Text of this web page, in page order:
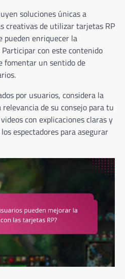
soluciones únicas a
creativas de utilizar tarjetas RP
pueden enriquecer la
con este contenido
fomentar un sentido de
por usuarios, considera la
de su consejo para tu
con explicaciones claras y
espectadores para asegurar